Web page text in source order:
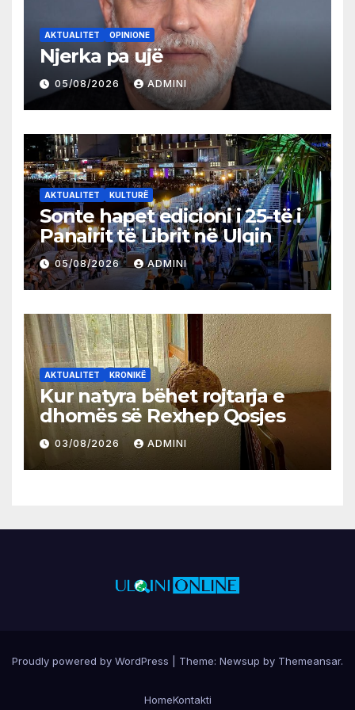
AKTUALITET OPINIONE
Njerka pa ujë
05/08/2026 ADMINI
AKTUALITET KULTURË
Sonte hapet edicioni i 25-të i
Panairit të Librit në Ulqin
05/08/2026 ADMINI
AKTUALITET KRONIKË
Kur natyra bëhet rojtarja e
dhomës së Rexhep Qosjes
03/08/2026 ADMINI
Proudly powered by WordPress Theme: Newsup by Themeansar.
HomeKontakti